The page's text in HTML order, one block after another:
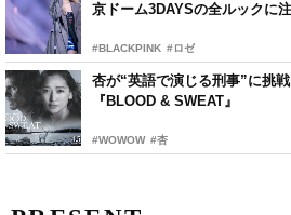
京ドーム3DAYSの全ルックに
#BLACKPINK #ロゼ
杏が“英語で演じる刑事”に挑
『BLOOD & SWEAT』
#WOWOW #杏